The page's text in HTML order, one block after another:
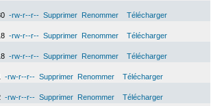
-rw-r--r-- Supprimer Renommer
Télécharger
-rw-r--r-- Supprimer Renommer
Télécharger
-rw-r--r-- Supprimer Renommer
Télécharger
-rw-r--r-- Supprimer Renommer
Télécharger
-rw-r--r-- Supprimer Renommer
Télécharger